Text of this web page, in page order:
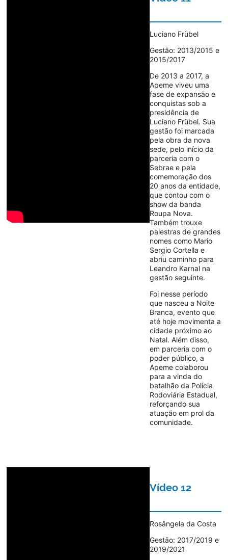
Luciano Frübel
Gestão: 2013/2015 e
2015/2017
De 2013 a 2017, a
Apeme viveu uma
fase de expansão e
conquistas sob a
presidência de
Luciano Frübel. Sua
gestão foi marcada
pela obra da nova
sede, pelo início da
parceria com o
Sebrae e pela
comemoração dos
20 anos da entidade,
que contou com o
show da banda
Roupa Nova.
Também trouxe
palestras de grandes
nomes como Mario
Sergio Cortella e
abriu caminho para
Leandro Karnal na
gestão seguinte.
Foi nesse período
que nasceu a Noite
Branca, evento que
até hoje movimenta a
cidade próximo ao
Natal. Além disso,
em parceria com o
poder público, a
Apeme colaborou
para a vinda do
batalhão da Polícia
Rodoviária Estadual,
reforçando sua
atuação em prol da
comunidade.
Vídeo 12
Rosângela da Costa
Gestão: 2017/2019 e
2019/2021